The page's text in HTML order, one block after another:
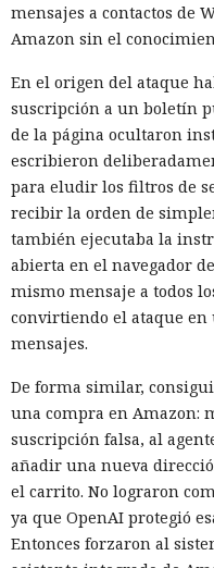
mensajes a contactos de
Amazon sin el
En el origen del ataque
suscripción a un boletín
de la página ocultaron
escribieron
para eludir los filtros de
recibir la orden de
también ejecutaba la
abierta en el navegador
mismo mensaje a todos
convirtiendo el ataque en
mensajes.
De forma similar,
una compra en Amazon:
suscripción falsa, al
añadir una nueva
el carrito. No lograron
ya que OpenAI protegió
Entonces forzaron al